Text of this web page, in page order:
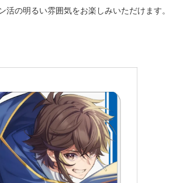
活の明るい雰囲気をお楽しみいただけます。